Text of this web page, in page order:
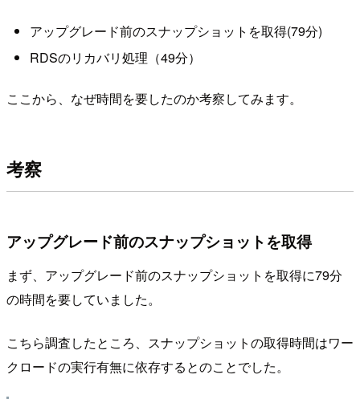
アップグレード前のスナップショットを取得(79分)
RDSのリカバリ処理（49分）
ここから、なぜ時間を要したのか考察してみます。
考察
アップグレード前のスナップショットを取得
まず、アップグレード前のスナップショットを取得に79分
の時間を要していました。
こちら調査したところ、スナップショットの取得時間はワー
クロードの実行有無に依存するとのことでした。